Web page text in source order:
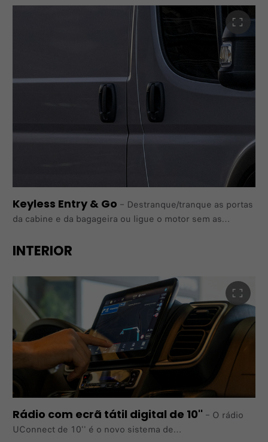
ajudá-lo nisso.
Keyless Entry & Go – Destranque/tranque as portas
da cabine e da bagageira ou ligue o motor sem as
específicas, as portas podem ser trancadas e
INTERIOR
Rádio com ecrã tátil digital de 10'' – O rádio
UConnect de 10'' é o novo sistema de